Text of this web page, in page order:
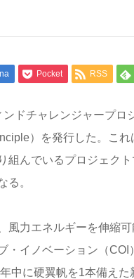
Pocket RSS
ドチャレンジャープ
）を発行した。こ
組んでいるプロジェク
る。
風力エネルギーを伸縮
・イノベーション（
中に硬翼帆を1本備え